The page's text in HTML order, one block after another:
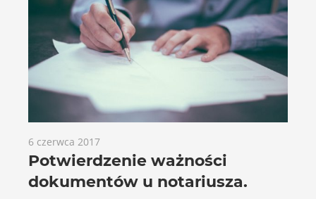
6 czerwca 2017
Potwierdzenie ważności
dokumentów u notariusza.